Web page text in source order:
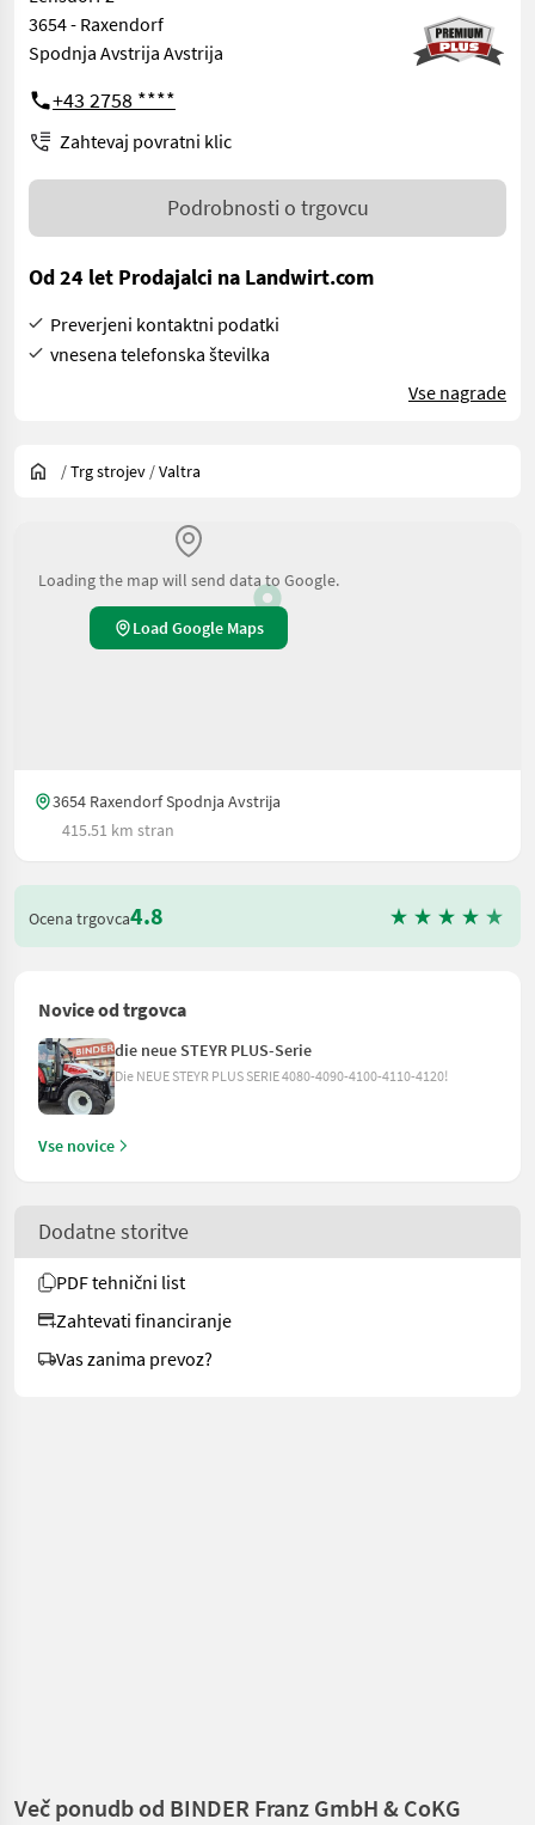
3654 - Raxendorf
Spodnja Avstrija Avstrija
+43 2758 ****
Zahtevaj povratni klic
Podrobnosti o trgovcu
Od 24 let Prodajalci na Landwirt.com
Preverjeni kontaktni podatki
vnesena telefonska številka
Vse nagrade
/Trg strojev /Valtra
Loading the map will send data to Google.
Load Google Maps
3654 Raxendorf Spodnja Avstrija
415.51 km stran
Ocena trgovca4.8
Novice od trgovca
die neue STEYR PLUS-Serie
Die NEUE STEYR PLUS SERIE 4080-4090-4100-4110-4120!
Vse novice
Dodatne storitve
PDF tehnični list
Zahtevati financiranje
Vas zanima prevoz?
Več ponudb od BINDER Franz GmbH & CoKG